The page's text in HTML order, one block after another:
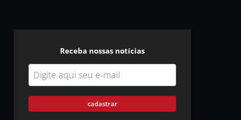
Receba nossas notícias
cadastrar